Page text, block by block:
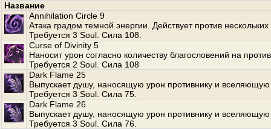
Название
Annihilation Circle 9
Атака градом темной энергии. Действует против
Требуется 3 Soul. Сила 108.
Curse of Divinity 5
Наносит урон согласно количеству благословений на
Требуется 2 Soul. Сила 108
Dark Flame 25
Выпускает душу, наносящую урон противнику и вселяющую
Требуется 3 Soul. Сила 75.
Dark Flame 26
Выпускает душу, наносящую урон противнику и вселяющую
Требуется 3 Soul. Сила 76.